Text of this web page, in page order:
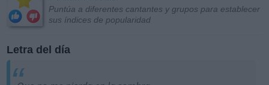
Puntúa a diferentes cantantes y grupos para establecer
sus índices de popularidad
Letra del día